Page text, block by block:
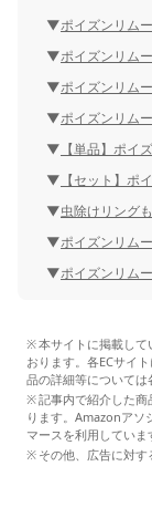
ポイズンリム
ポイズンリム
ポイズンリム
ポイズンリム
【単品】ポイ
【セット】ポ
虫除けリング
ポイズンリム
ポイズンリム
本サイトに掲載し
おります。各ECサイ
品の詳細等については
記事内で紹介した
ります。Amazonアソ
マースを利用していま
その他、広告に対す